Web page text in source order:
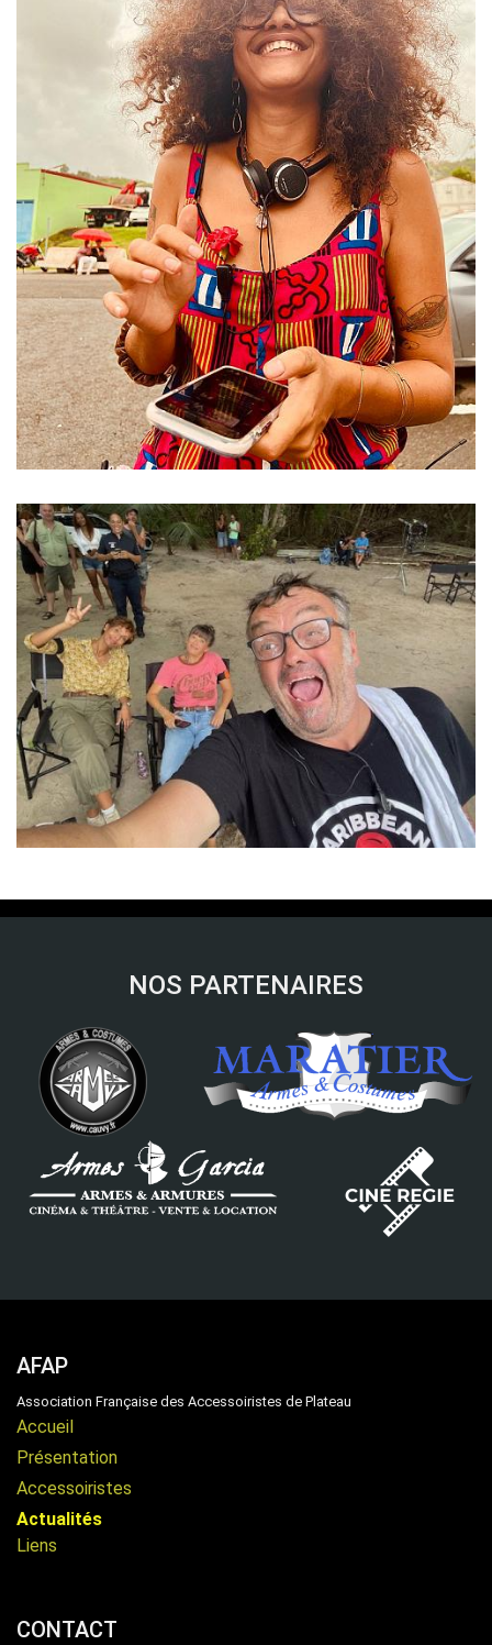
NOS PARTENAIRES
AFAP
Association Française des Accessoiristes de Plateau
Accueil
Présentation
Accessoiristes
Actualités
Liens
CONTACT